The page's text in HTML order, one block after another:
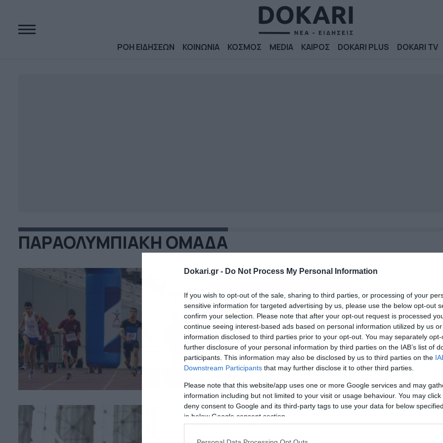
Dokari.gr - Do Not Process My Personal Information
If you wish to opt-out of the sale, sharing to third parties, or processing of your
sensitive information for targeted advertising by us, please use the below opt-out
confirm your selection. Please note that after your opt-out request is processed
continue seeing interest-based ads based on personal information utilized by us
information disclosed to third parties prior to your opt-out. You may separately
further disclosure of your personal information by third parties on the IAB’s list of
participants. This information may also be disclosed by us to third parties on the
Downstream Participants that may further disclose it to other third parties.
Please note that this website/app uses one or more Google services and may
information including but not limited to your visit or usage behaviour. You may
deny consent to Google and its third-party tags to use your data for below
in below Google consent section.
ΡΟΗ ΕΙΔΗΣΕΩΝ ΚΟΙΝΩΝΙΑ ΚΟΣΜΟΣ MEDIA ΚΑΙΡΟΣ DOKARI PLUS DOKARI TV
ΠΑΡΑΟΛΥΜΠΙΑΚΗ ΟΜΑΔΑ
Οι αθλητές της Ελληνικής
Παραολυμπιακής Επιτροπής
εισιτήρια για Ντουμπάι (photos)
Δείτε τις προσπάθειες των Ελλήνων αθλητών ενόψει του
Παγκοσμίου Πρωταθλήματος. Η πιο δυνατή ομάδα
να δώσει ηχηρό παρών στο Παγκόσμιο Πρωτάθλημα Στίβου στο
2019. Δεκαεννέα Παραολυμπιακοί αθλητές και αθλήτριες έχουν
πάρει μέχρι στιγμής το εισιτήριο για την κορυφαία αθλητική
διοργάνωση και θα […]